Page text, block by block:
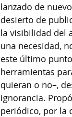
lanzado de
desierto de
la visibilidad del
una necesidad,
este último
herramientas
quieran o no–,
ignorancia.
periódico, por la